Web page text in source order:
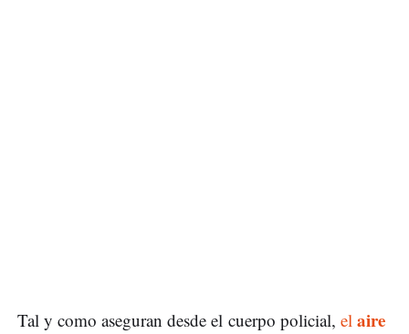
Tal y como aseguran desde el cuerpo policial, el aire